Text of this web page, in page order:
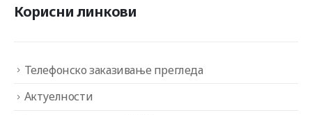
Корисни линкови
Телефонско заказивање прегледа
Актуелности